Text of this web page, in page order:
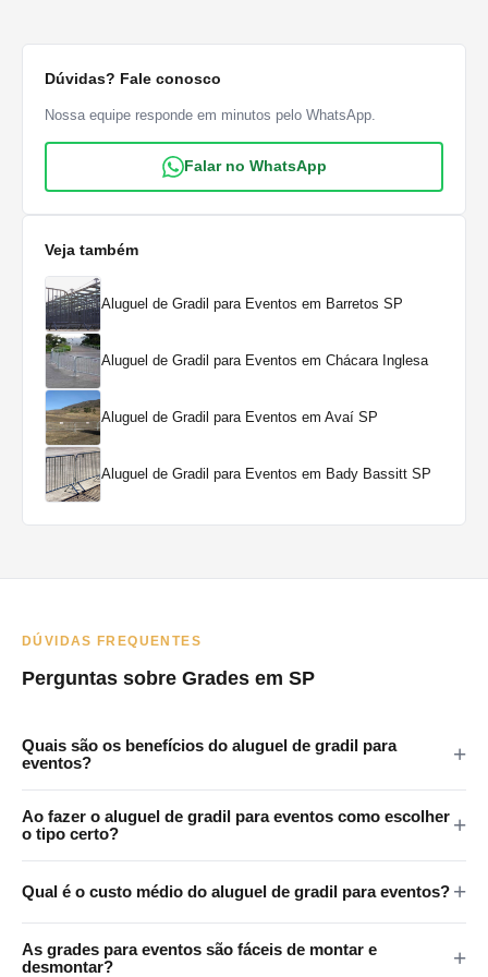
Dúvidas? Fale conosco
Nossa equipe responde em minutos pelo WhatsApp.
Falar no WhatsApp
Veja também
Aluguel de Gradil para Eventos em Barretos SP
Aluguel de Gradil para Eventos em Chácara Inglesa
Aluguel de Gradil para Eventos em Avaí SP
Aluguel de Gradil para Eventos em Bady Bassitt SP
DÚVIDAS FREQUENTES
Perguntas sobre Grades em SP
Quais são os benefícios do aluguel de gradil para
eventos?
segurança ao controlar o acesso a áreas restritas, ajudam na
pontos de alimentação.
Ao fazer o aluguel de gradil para eventos como escolher
o tipo certo?
tamanho e o tipo do evento, a expectativa de público, as áreas
que precisam de delimitação e as normas de segurança locais.
Empresas especializadas podem oferecer consultoria sobre o
Qual é o custo médio do aluguel de gradil para eventos?
quantidade necessária, a duração do aluguel e a localização do
As grades para eventos são fáceis de montar e
desmontar?